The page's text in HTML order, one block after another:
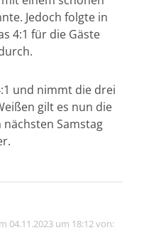
Jedoch folgte in
4:1 für die Gäste
und nimmt die drei
gilt es nun die
Samstag
04.11.2023 um 18:12 von: